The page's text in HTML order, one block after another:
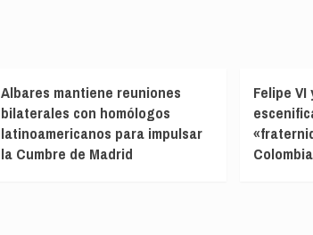
Albares mantiene reuniones
bilaterales con homólogos
latinoamericanos para impulsar
la Cumbre de Madrid
Felipe
Colombia